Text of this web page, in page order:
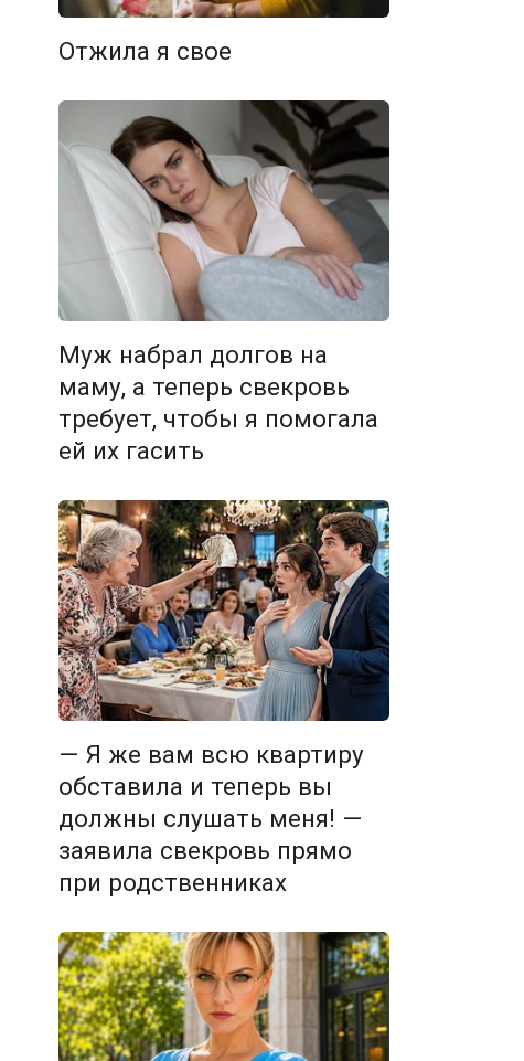
Отжила я свое
Муж набрал долгов на
маму, а теперь свекровь
требует, чтобы я помогала
ей их гасить
— Я же вам всю квартиру
обставила и теперь вы
должны слушать меня! —
заявила свекровь прямо
при родственниках